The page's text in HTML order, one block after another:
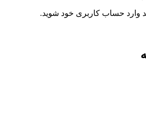
وارد حساب کاربری خود شوید.